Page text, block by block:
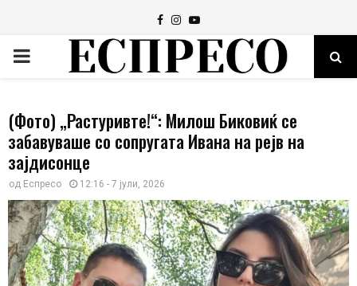
Facebook
Instagram
Youtube
PRIMARY
(Фото) „Растуривте!“: Милош Биковиќ се
забавуваше со сопругата Ивана на рејв на
зајдисонце
од Еспресо 12:16 - 7 јули, 2026